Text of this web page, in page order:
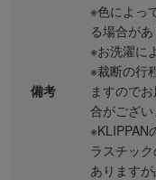
備考
※色によっ
る場合が
※お洗濯に
※裁断の行
ますので
合がござい
※KLIPPAN
ラスチッ
ありますが